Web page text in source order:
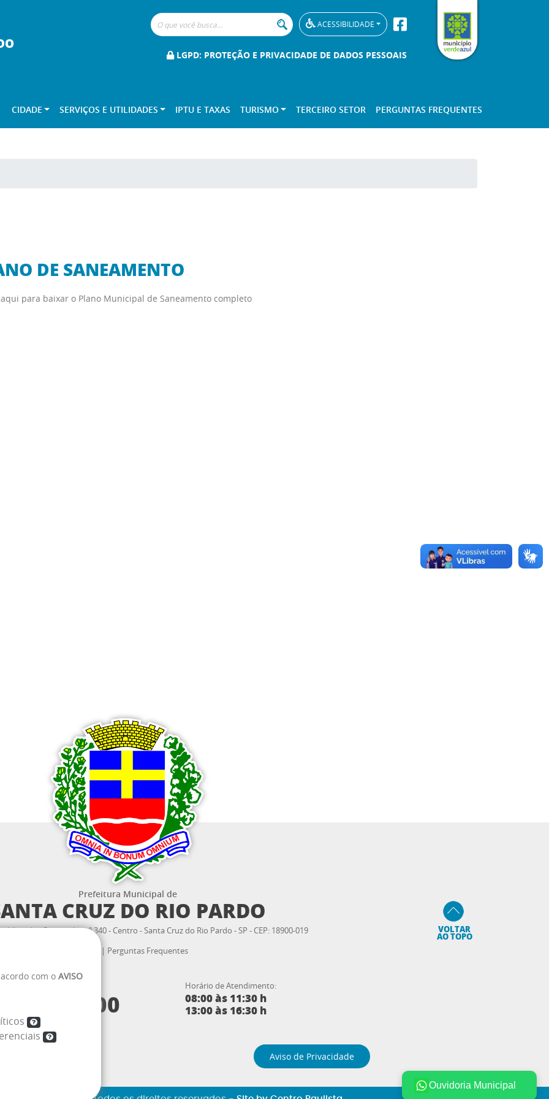
ACESSIBILIDADE
LGPD: PROTEÇÃO E PRIVACIDADE DE DADOS PESSOAIS
CIDADE SERVIÇOS E UTILIDADES IPTU E TAXAS TURISMO TERCEIRO SETOR PERGUNTAS FREQUENTES
Ouvidoria Municipal
DE SANEAMENTO
para baixar o Plano Municipal de Saneamento completo
Prefeitura Municipal de
CRUZ DO RIO PARDO
Lêonidas Camarinha nº 340 - Centro - Santa Cruz do Rio Pardo - SP - CEP: 18900-019
| Perguntas Frequentes
3332.2300
Horário de Atendimento:
08:00 às 11:30 h
13:00 às 16:30 h
VOLTAR
AO TOPO
Aviso de Privacidade
com oAVISO